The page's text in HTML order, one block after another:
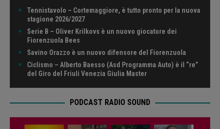
Tennistavolo – Cortemaggiore, è tutto pronto per la nuova
stagione 2026/2027
Serie B – Oliver Krilkovs è un nuovo giocatore dei
Fiorenzuola Bees
Savino Orazzo è un nuovo difensore del Fiorenzuola
Ciclismo – Alberto Baesso (Asd Programma Auto) è il “re”
del Giro del Friuli Venezia Giulia Master
PODCAST RADIO SOUND